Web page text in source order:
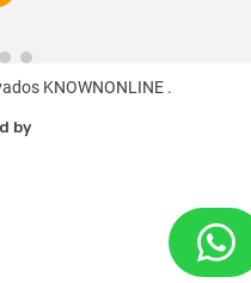
KNOWNONLINE .
by